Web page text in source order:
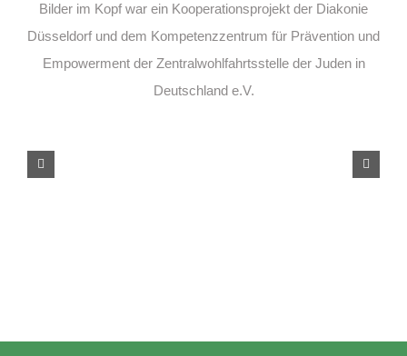
Bilder im Kopf war ein Kooperationsprojekt der Diakonie
Düsseldorf und dem Kompetenzzentrum für Prävention und
Empowerment der Zentralwohlfahrtsstelle der Juden in
Deutschland e.V.